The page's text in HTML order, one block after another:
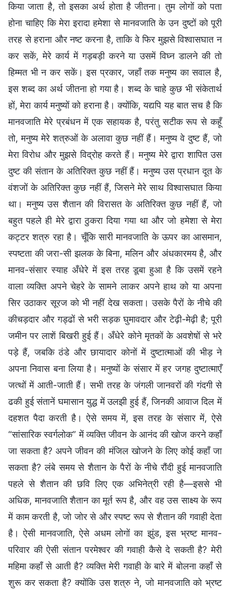
किया जाता है, तो इसका अर्थ होता है जीतना। तुम लोगों को पता
होना चाहिए कि मेरा इरादा हमेशा से मानवजाति के उन दुष्टों को पूरी
तरह से हराना और नष्ट करना है, ताकि वे फिर मुझसे विश्वासघात न
कर सकें, मेरे कार्य में गड़बड़ी करने या उसमें विघ्न डालने की तो
हिम्मत भी न कर सकें। इस प्रकार, जहाँ तक मनुष्य का सवाल है,
इस शब्द का अर्थ जीतना हो गया है। शब्द के चाहे कुछ भी संकेतार्थ
हों, मेरा कार्य मनुष्यों को हराना है। क्योंकि, यद्यपि यह बात सच है कि
मानवजाति मेरे प्रबंधन में एक सहायक है, परंतु सटीक रूप से कहूँ
तो, मनुष्य मेरे शत्रुओं के अलावा कुछ नहीं हैं। मनुष्य वे दुष्ट हैं, जो
मेरा विरोध और मुझसे विद्रोह करते हैं। मनुष्य मेरे द्वारा शापित उस
दुष्ट की संतान के अतिरिक्त कुछ नहीं हैं। मनुष्य उस प्रधान दूत के
वंशजों के अतिरिक्त कुछ नहीं हैं, जिसने मेरे साथ विश्वासघात किया
था। मनुष्य उस शैतान की विरासत के अतिरिक्त कुछ नहीं हैं, जो
बहुत पहले ही मेरे द्वारा ठुकरा दिया गया था और जो हमेशा से मेरा
कट्टर शत्रु रहा है। चूँकि सारी मानवजाति के ऊपर का आसमान,
स्पष्टता की जरा-सी झलक के बिना, मलिन और अंधकारमय है, और
मानव-संसार स्याह अँधेरे में इस तरह डूबा हुआ है कि उसमें रहने
वाला व्यक्ति अपने चेहरे के सामने लाकर अपने हाथ को या अपना
सिर उठाकर सूरज को भी नहीं देख सकता। उसके पैरों के नीचे की
कीचड़दार और गड्ढों से भरी सड़क घुमावदार और टेढ़ी-मेढ़ी है; पूरी
जमीन पर लाशें बिखरी हुई हैं। अँधेरे कोने मृतकों के अवशेषों से भरे
पड़े हैं, जबकि ठंडे और छायादार कोनों में दुष्टात्माओं की भीड़ ने
अपना निवास बना लिया है। मनुष्यों के संसार में हर जगह दुष्टात्माएँ
जत्थों में आती-जाती हैं। सभी तरह के जंगली जानवरों की गंदगी से
ढकी हुई संतानें घमासान युद्ध में उलझी हुई हैं, जिनकी आवाज दिल में
दहशत पैदा करती है। ऐसे समय में, इस तरह के संसार में, ऐसे
“सांसारिक स्वर्गलोक” में व्यक्ति जीवन के आनंद की खोज करने कहाँ
जा सकता है? अपने जीवन की मंजिल खोजने के लिए कोई कहाँ जा
सकता है? लंबे समय से शैतान के पैरों के नीचे रौंदी हुई मानवजाति
पहले से शैतान की छवि लिए एक अभिनेत्री रही है—इससे भी
अधिक, मानवजाति शैतान का मूर्त रूप है, और वह उस साक्ष्य के रूप
में काम करती है, जो जोर से और स्पष्ट रूप से शैतान की गवाही देता
है। ऐसी मानवजाति, ऐसे अधम लोगों का झुंड, इस भ्रष्ट मानव-
परिवार की ऐसी संतान परमेश्वर की गवाही कैसे दे सकती है? मेरी
महिमा कहाँ से आती है? व्यक्ति मेरी गवाही के बारे में बोलना कहाँ से
शुरू कर सकता है? क्योंकि उस शत्रु ने, जो मानवजाति को भ्रष्ट